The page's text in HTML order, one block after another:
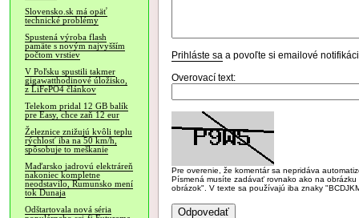
Slovensko.sk má opäť
technické problémy
Spustená výroba flash
pamäte s novým najvyšším
počtom vrstiev
V Poľsku spustili takmer
gigawatthodinové úložisko,
z LiFePO4 článkov
Telekom pridal 12 GB balík
pre Easy, chce zaň 12 eur
Železnice znižujú kvôli teplu
rýchlosť iba na 50 km/h,
spôsobuje to meškanie
Maďarsko jadrovú elektráreň
nakoniec kompletne
neodstavilo, Rumunsko mení
tok Dunaja
Odštartovala nová séria
Prihláste sa a povoľte si emailové
Overovací text:
Pre overenie, že komentár sa nepridáva
Písmená musíte zadávať rovnako ako na
obrázok". V texte sa používajú iba znaky